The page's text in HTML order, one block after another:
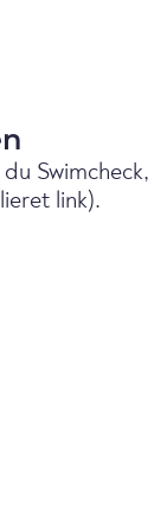
Swimcheck,
link).